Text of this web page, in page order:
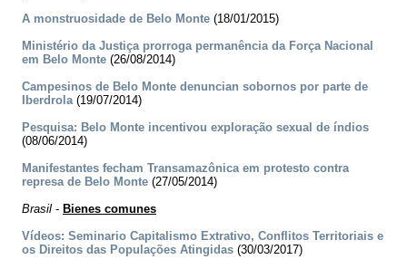
A monstruosidade de Belo Monte (18/01/2015)
Ministério da Justiça prorroga permanência da Força Nacional
em Belo Monte (26/08/2014)
Campesinos de Belo Monte denuncian sobornos por parte de
Iberdrola(19/07/2014)
Pesquisa: Belo Monte incentivou exploração sexual de índios
(08/06/2014)
Manifestantes fecham Transamazônica em protesto contra
represa de Belo Monte (27/05/2014)
Brasil - Bienes comunes
Vídeos: Seminario Capitalismo Extrativo, Conflitos Territoriais e
os Direitos das Populações Atingidas (30/03/2017)